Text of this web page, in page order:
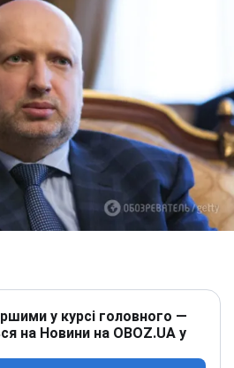
у курсі головного —
на Новини на OBOZ.UA у